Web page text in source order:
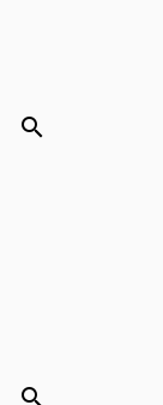
search
search